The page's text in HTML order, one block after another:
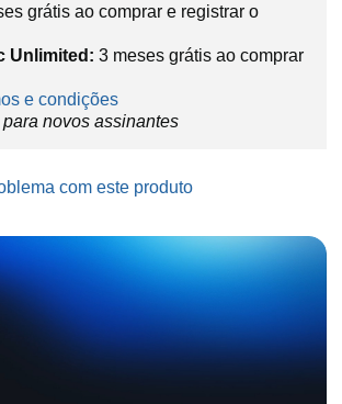
grátis ao comprar e registrar o
Unlimited: 3 meses grátis ao comprar
e condições
novos assinantes
com este produto